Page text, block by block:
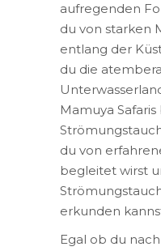
aufregenden
du von starken
entlang der
du die
Mamuya
du von
begleitet wirst
erkunden
Egal ob du